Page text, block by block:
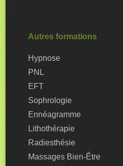
Autres formations
Hypnose
PNL
EFT
Sophrologie
Ennéagramme
Lithothérapie
Radiesthésie
Massages Bien-Être